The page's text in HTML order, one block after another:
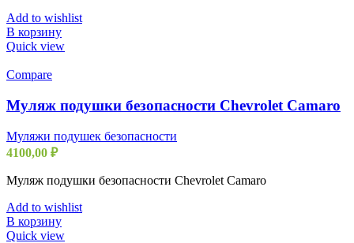
Add to wishlist
В корзину
Quick view
Compare
Муляж подушки безопасности Chevrolet Camaro
Муляжи подушек безопасности
4100,00 ₽
Муляж подушки безопасности Chevrolet Camaro
Add to wishlist
В корзину
Quick view